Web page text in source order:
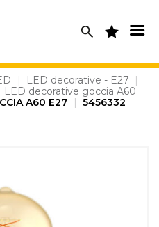
| LED decorative - E27
|
LED decorative goccia A60
A60 E27 | 5456332